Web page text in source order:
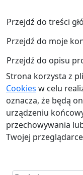
Przejdź do treści
Przejdź do moje
Przejdź do opisu
Strona korzysta z
Cookies w celu
oznacza, że będą
urządzeniu
przechowywania
Twojej